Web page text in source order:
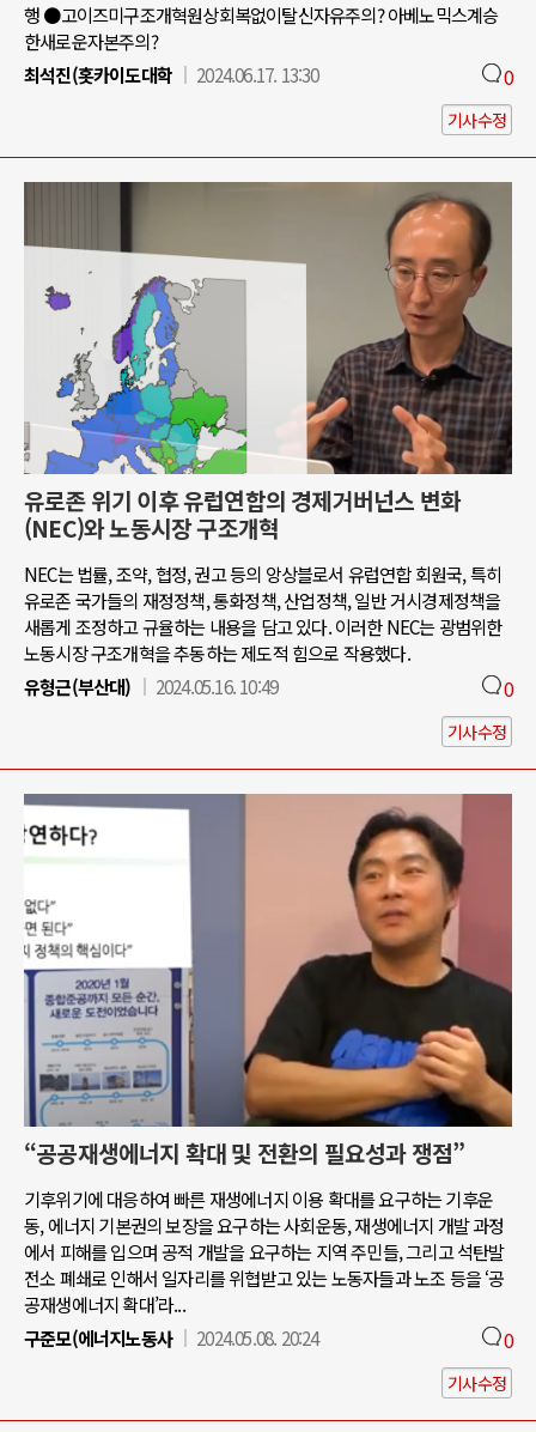
행 ●고이즈미구조개혁원상회복없이탈신자유주의? 아베노믹스계승
한새로운자본주의?
최석진(홋카이도대학
2024.06.17. 13:30 0
기사수정
유로존 위기 이후 유럽연합의 경제거버넌스 변화
(NEC)와 노동시장 구조개혁
NEC는 법률, 조약, 협정, 권고 등의 앙상블로서 유럽연합 회원국, 특히
유로존 국가들의 재정정책, 통화정책, 산업정책, 일반 거시경제정책을
새롭게 조정하고 규율하는 내용을 담고 있다. 이러한 NEC는 광범위한
노동시장 구조개혁을 추동하는 제도적 힘으로 작용했다.
유형근(부산대)
2024.05.16. 10:49 0
기사수정
“공공재생에너지 확대 및 전환의 필요성과 쟁점”
기후위기에 대응하여 빠른 재생에너지 이용 확대를 요구하는 기후운
동, 에너지 기본권의 보장을 요구하는 사회운동, 재생에너지 개발 과정
에서 피해를 입으며 공적 개발을 요구하는 지역 주민들, 그리고 석탄발
전소 폐쇄로 인해서 일자리를 위협받고 있는 노동자들과 노조 등을 ‘공
공재생에너지 확대’라...
구준모(에너지노동사
2024.05.08. 20:24 0
기사수정